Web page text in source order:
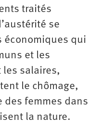
traités
se
économiques qui
et les
salaires,
le chômage,
des femmes dans
la nature.